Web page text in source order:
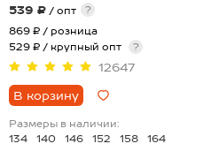
539 ₽ / опт
?
869 ₽ / розница
529 ₽ / крупный опт
?
12647
В корзину
Размеры в наличии:
134
140 146 152 158 164